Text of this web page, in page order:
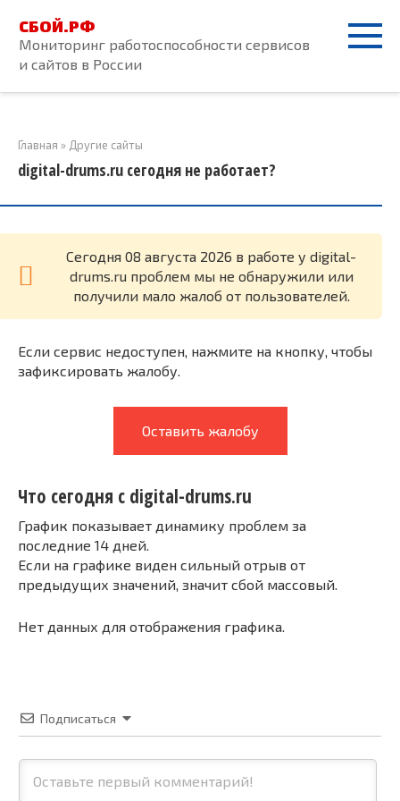
контенту
СБОЙ.РФ
Мониторинг работоспособности сервисов
и сайтов в России
Главная » Другие сайты
digital-drums.ru сегодня не работает?
Cегодня 08 августа 2026 в работе у digital-
drums.ru проблем мы не обнаружили или
получили мало жалоб от пользователей.
Если сервис недоступен, нажмите на кнопку, чтобы
зафиксировать жалобу.
Оставить жалобу
Что сегодня с digital-drums.ru
График показывает динамику проблем за
последние 14 дней.
Если на графике виден сильный отрыв от
предыдущих значений, значит сбой массовый.
Нет данных для отображения графика.
Подписаться